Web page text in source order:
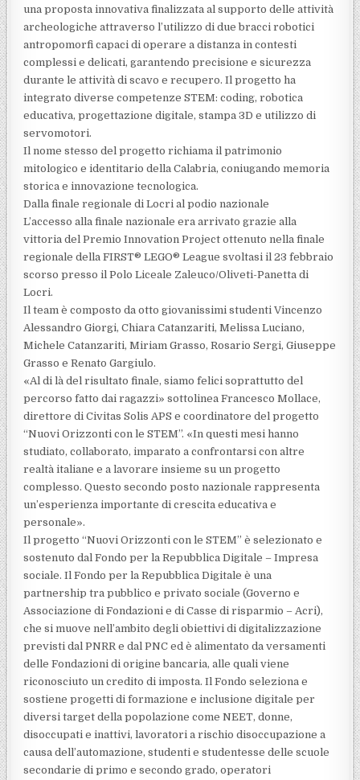
una proposta innovativa finalizzata al supporto delle attività
archeologiche attraverso l’utilizzo di due bracci robotici
antropomorfi capaci di operare a distanza in contesti
complessi e delicati, garantendo precisione e sicurezza
durante le attività di scavo e recupero. Il progetto ha
integrato diverse competenze STEM: coding, robotica
educativa, progettazione digitale, stampa 3D e utilizzo di
servomotori.
Il nome stesso del progetto richiama il patrimonio
mitologico e identitario della Calabria, coniugando memoria
storica e innovazione tecnologica.
Dalla finale regionale di Locri al podio nazionale
L’accesso alla finale nazionale era arrivato grazie alla
vittoria del Premio Innovation Project ottenuto nella finale
regionale della FIRST® LEGO® League svoltasi il 23 febbraio
scorso presso il Polo Liceale Zaleuco/Oliveti-Panetta di
Locri.
Il team è composto da otto giovanissimi studenti Vincenzo
Alessandro Giorgi, Chiara Catanzariti, Melissa Luciano,
Michele Catanzariti, Miriam Grasso, Rosario Sergi, Giuseppe
Grasso e Renato Gargiulo.
«Al di là del risultato finale, siamo felici soprattutto del
percorso fatto dai ragazzi» sottolinea Francesco Mollace,
direttore di Civitas Solis APS e coordinatore del progetto
“Nuovi Orizzonti con le STEM”. «In questi mesi hanno
studiato, collaborato, imparato a confrontarsi con altre
realtà italiane e a lavorare insieme su un progetto
complesso. Questo secondo posto nazionale rappresenta
un’esperienza importante di crescita educativa e
personale».
Il progetto “Nuovi Orizzonti con le STEM” è selezionato e
sostenuto dal Fondo per la Repubblica Digitale – Impresa
sociale. Il Fondo per la Repubblica Digitale è una
partnership tra pubblico e privato sociale (Governo e
Associazione di Fondazioni e di Casse di risparmio – Acri),
che si muove nell’ambito degli obiettivi di digitalizzazione
previsti dal PNRR e dal PNC ed è alimentato da versamenti
delle Fondazioni di origine bancaria, alle quali viene
riconosciuto un credito di imposta. Il Fondo seleziona e
sostiene progetti di formazione e inclusione digitale per
diversi target della popolazione come NEET, donne,
disoccupati e inattivi, lavoratori a rischio disoccupazione a
causa dell’automazione, studenti e studentesse delle scuole
secondarie di primo e secondo grado, operatori